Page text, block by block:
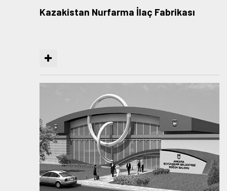
Kazakistan Nurfarma İlaç Fabrikası